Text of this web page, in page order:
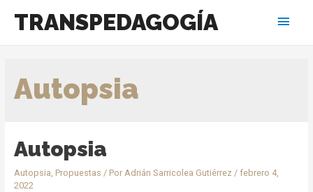
TRANSPEDAGOGÍA
Menú
Autopsia
Autopsia
Autopsia, Propuestas / Por Adrián Sarricolea Gutiérrez / febrero 4,
2022